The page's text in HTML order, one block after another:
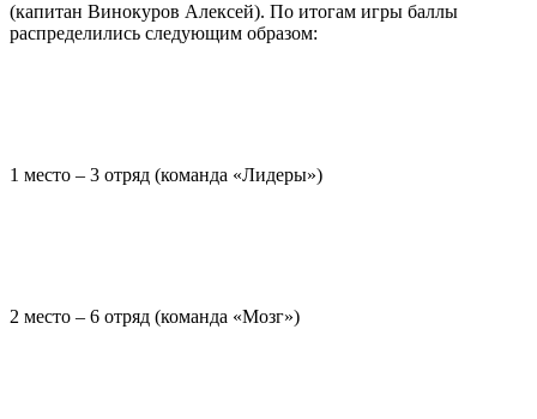
(капитан Винокуров Алексей). По итогам игры баллы
распределились следующим образом:
1 место – 3 отряд (команда «Лидеры»)
2 место – 6 отряд (команда «Мозг»)